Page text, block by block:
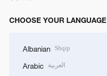
CHOOSE YOUR LANGUAGE
Albanian Shqip
Arabic العربية